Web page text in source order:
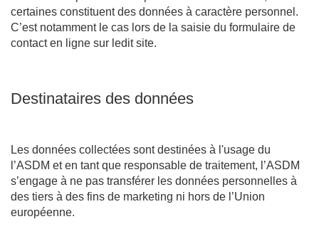
certaines constituent des données à caractère personnel.
C’est notamment le cas lors de la saisie du formulaire de
contact en ligne sur ledit site.
Destinataires des données
Les données collectées sont destinées à l'usage du
l’ASDM et en tant que responsable de traitement, l’ASDM
s’engage à ne pas transférer les données personnelles à
des tiers à des fins de marketing ni hors de l’Union
européenne.